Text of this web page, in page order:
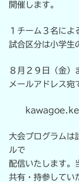
開催します。
１チーム３名によ
試合区分は小学生
８月２９日（金）
メールアドレス宛
大会プログラムは
ルで
配信いたします。
共有・持参してい